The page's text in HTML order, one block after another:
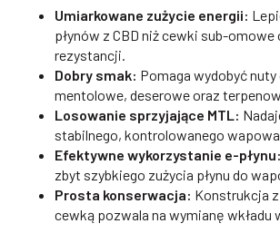
Umiarkowane zużycie energii:
płynów z CBD niż cewki sub-
rezystancji.
Dobry smak: Pomaga wydobyć
mentolowe, deserowe oraz
Losowanie sprzyjające MTL:
stabilnego, kontrolowanego
Efektywne wykorzystanie e-płynu:
zbyt szybkiego zużycia płynu do
Prosta konserwacja: Konstrukcja
cewką pozwala na wymianę wkładu